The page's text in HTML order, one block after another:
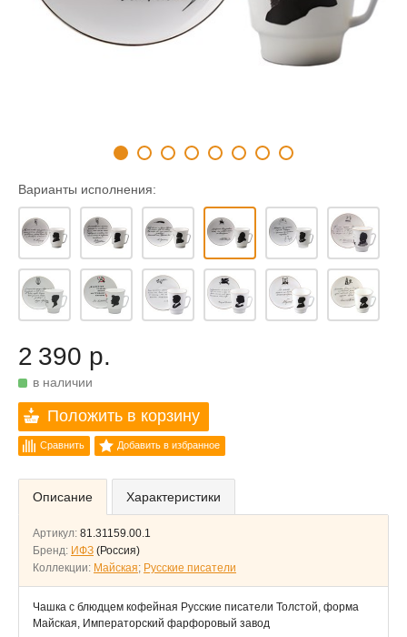
Варианты исполнения:
2 390 р.
в наличии
Положить в корзину
Сравнить Добавить в избранное
Описание Характеристики
Артикул: 81.31159.00.1
Бренд: ИФЗ (Россия)
Коллекции: Майская; Русские писатели
Чашка с блюдцем кофейная Русские писатели Толстой, форма
Майская, Императорский фарфоровый завод